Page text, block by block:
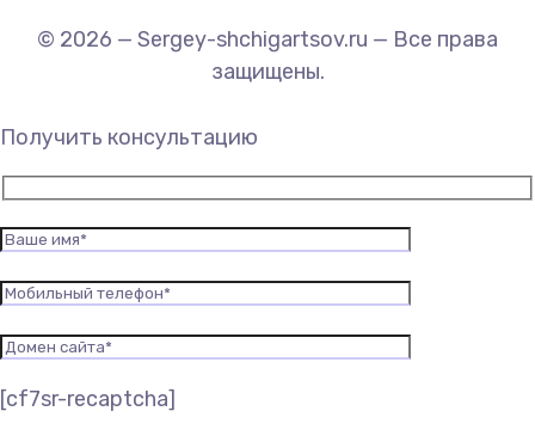
© 2026 — Sergey-shchigartsov.ru — Все права
защищены.
Получить консультацию
[cf7sr-recaptcha]